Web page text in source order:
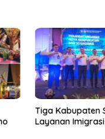
Tiga Kabupaten
Layanan